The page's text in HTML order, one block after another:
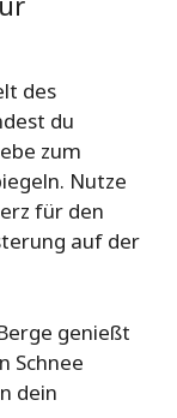
des
du
zum
Nutze
für den
auf der
genießt
Schnee
dein